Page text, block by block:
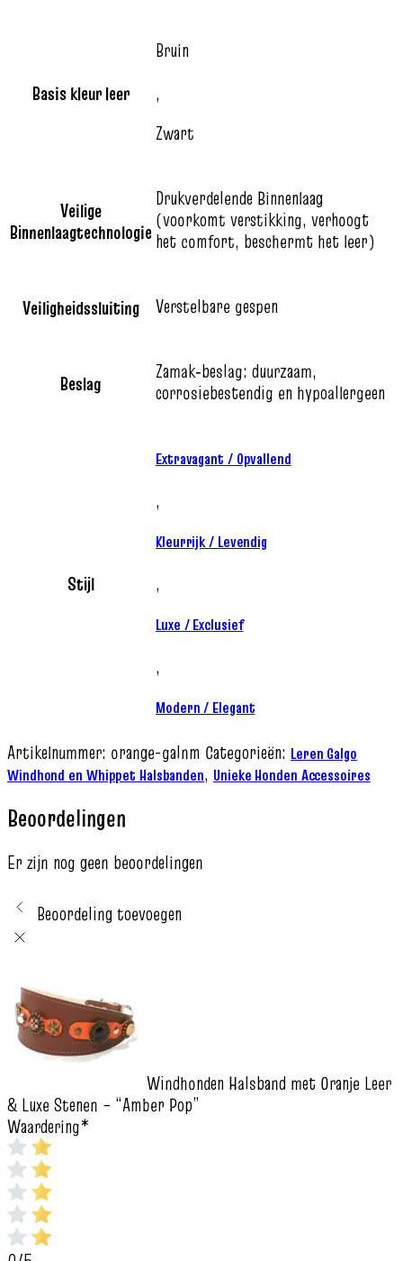
Basis kleur leer
Bruin
,
Zwart
Veilige
Binnenlaagtechnologie
Drukverdelende Binnenlaag
(voorkomt verstikking, verhoogt
het comfort, beschermt het leer)
Veiligheidssluiting Verstelbare gespen
Beslag
Zamak‑beslag: duurzaam,
corrosiebestendig en hypoallergeen
Stijl
Extravagant / Opvallend
,
Kleurrijk / Levendig
,
Luxe / Exclusief
,
Modern / Elegant
Artikelnummer: orange-galnm Categorieën: Leren Galgo
Windhond en Whippet Halsbanden, Unieke Honden Accessoires
Beoordelingen
Er zijn nog geen beoordelingen
Beoordeling toevoegen
Windhonden Halsband met Oranje Leer
& Luxe Stenen – “Amber Pop”
Waardering*